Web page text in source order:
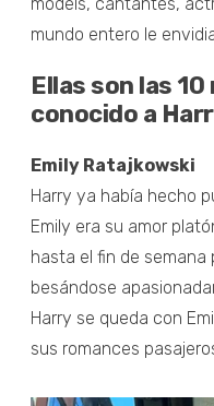
mundo entero le
Ellas son las
conocido a
Emily Ratajkowski
Harry ya había hecho
Emily era su amor
hasta el fin de semana
besándose
Harry se queda con
sus romances